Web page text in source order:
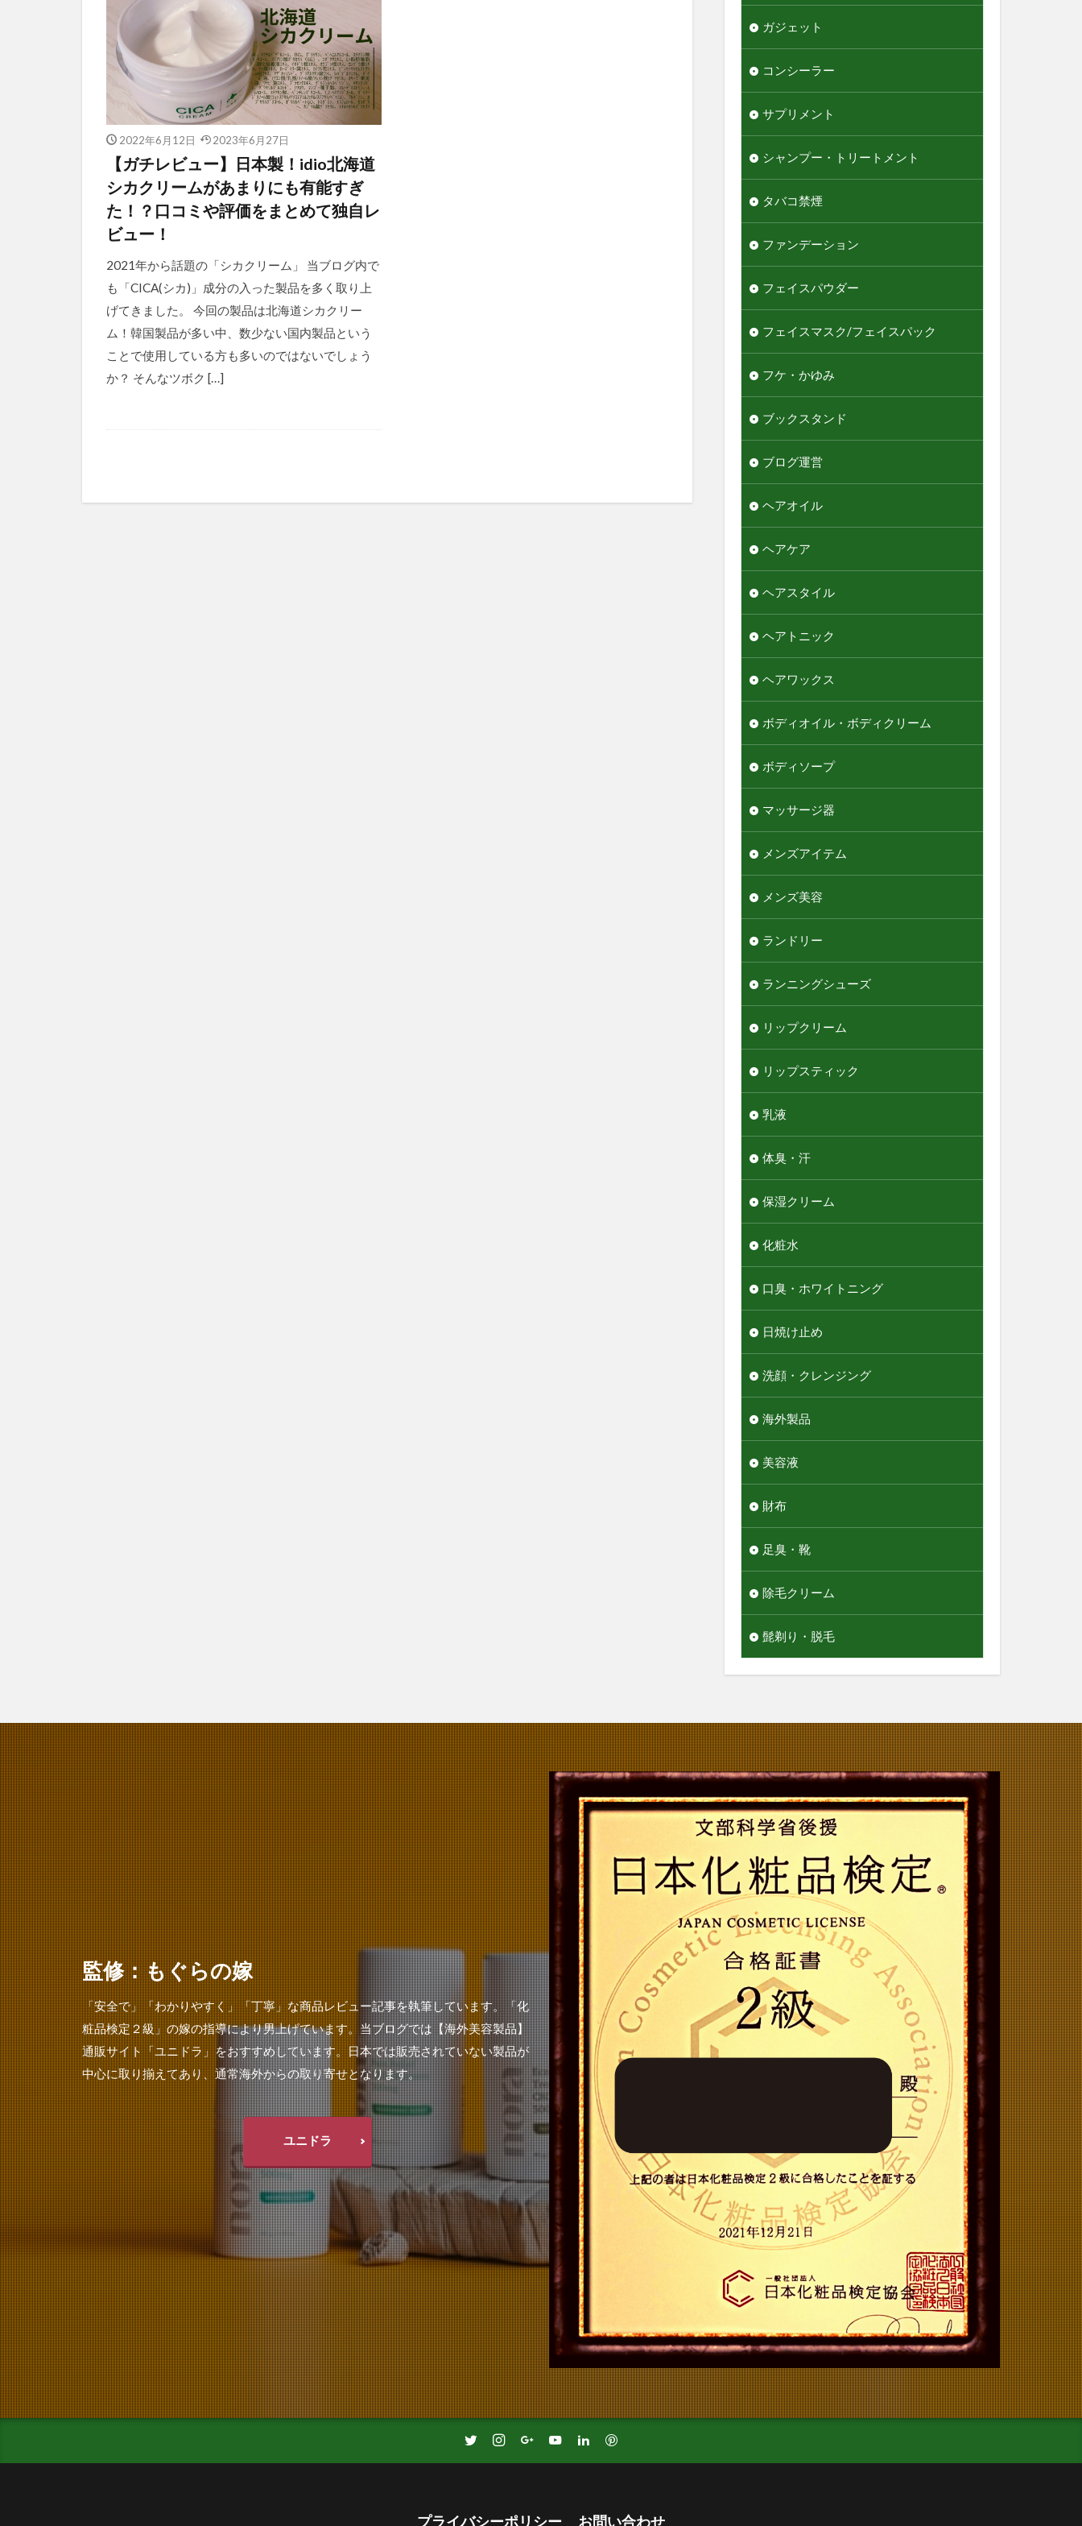
2022年6月12日 2023年6月27日
【ガチレビュー】日本製！idio北海道
シカクリームがあまりにも有能すぎ
た！？口コミや評価をまとめて独自レ
ビュー！
2021年から話題の「シカクリーム」 当ブログ内で
も「CICA(シカ)」成分の入った製品を多く取り上
げてきました。 今回の製品は北海道シカクリー
ム！韓国製品が多い中、数少ない国内製品という
ことで使用している方も多いのではないでしょう
か？ そんなツボク […]
ガジェット
コンシーラー
サプリメント
シャンプー・トリートメント
タバコ禁煙
ファンデーション
フェイスパウダー
フェイスマスク/フェイスパック
フケ・かゆみ
ブックスタンド
ブログ運営
ヘアオイル
ヘアケア
ヘアスタイル
ヘアトニック
ヘアワックス
ボディオイル・ボディクリーム
ボディソープ
マッサージ器
メンズアイテム
メンズ美容
ランドリー
ランニングシューズ
リップクリーム
リップスティック
乳液
体臭・汗
保湿クリーム
化粧水
口臭・ホワイトニング
日焼け止め
洗顔・クレンジング
海外製品
美容液
財布
足臭・靴
除毛クリーム
髭剃り・脱毛
監修：もぐらの嫁
「安全で」「わかりやすく」「丁寧」な商品レビュー記事を執筆しています。「化
粧品検定２級」の嫁の指導により男上げています。当ブログでは【海外美容製品】
通販サイト「ユニドラ」をおすすめしています。日本では販売されていない製品が
中心に取り揃えてあり、通常海外からの取り寄せとなります。
ユニドラ
プライバシーポリシー お問い合わせ